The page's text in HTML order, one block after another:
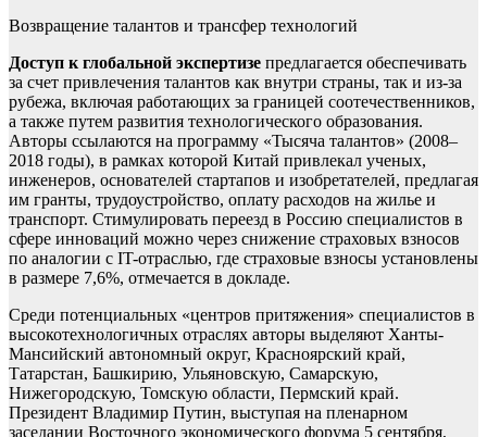
Возвращение талантов и трансфер технологий
Доступ к глобальной экспертизе предлагается обеспечивать
за счет привлечения талантов как внутри страны, так и из-за
рубежа, включая работающих за границей соотечественников,
а также путем развития технологического образования.
Авторы ссылаются на программу «Тысяча талантов» (2008–
2018 годы), в рамках которой Китай привлекал ученых,
инженеров, основателей стартапов и изобретателей, предлагая
им гранты, трудоустройство, оплату расходов на жилье и
транспорт. Стимулировать переезд в Россию специалистов в
сфере инноваций можно через снижение страховых взносов
по аналогии с IT-отраслью, где страховые взносы установлены
в размере 7,6%, отмечается в докладе.
Среди потенциальных «центров притяжения» специалистов в
высокотехнологичных отраслях авторы выделяют Ханты-
Мансийский автономный округ, Красноярский край,
Татарстан, Башкирию, Ульяновскую, Самарскую,
Нижегородскую, Томскую области, Пермский край.
Президент Владимир Путин, выступая на пленарном
заседании Восточного экономического форума 5 сентября,